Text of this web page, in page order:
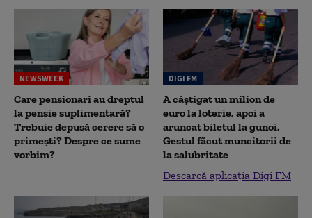
NEWSWEEK
Care pensionari au dreptul
la pensie suplimentară?
Trebuie depusă cerere să o
primești? Despre ce sume
vorbim?
DIGI FM
A câștigat un milion de
euro la loterie, apoi a
aruncat biletul la gunoi.
Gestul făcut muncitorii de
la salubritate
Descarcă aplicația Digi FM